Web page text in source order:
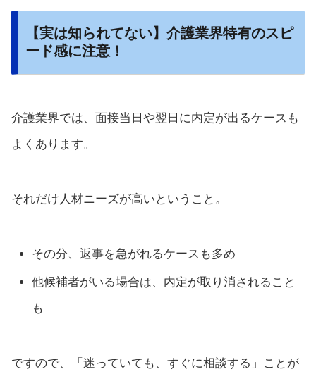
【実は知られてない】介護業界特有のスピ
ード感に注意！
介護業界では、面接当日や翌日に内定が出るケースも
よくあります。
それだけ人材ニーズが高いということ。
その分、返事を急がれるケースも多め
他候補者がいる場合は、内定が取り消されること
も
ですので、「迷っていても、すぐに相談する」ことが